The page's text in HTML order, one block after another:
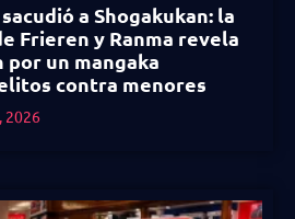
a Shogakukan: la
Frieren y Ranma revela
un mangaka
contra menores
2026